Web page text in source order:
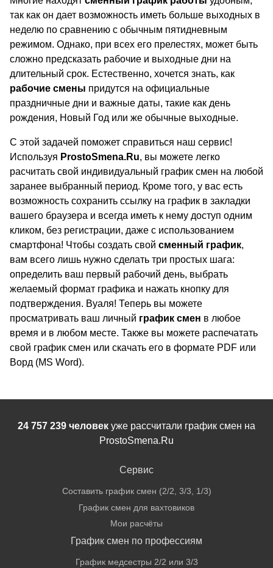
так как он дает возможность иметь больше выходных в
неделю по сравнению с обычным пятидневным
режимом. Однако, при всех его прелестях, может быть
сложно предсказать рабочие и выходные дни на
длительный срок. Естественно, хочется знать, как
рабочие смены придутся на официальные
праздничные дни и важные даты, такие как день
рождения, Новый Год или же обычные выходные.
С этой задачей поможет справиться наш сервис!
Используя ProstoSmena.Ru, вы можете легко
расчитать свой индивидуальный график смен на любой
заранее выбранный период. Кроме того, у вас есть
возможность сохранить ссылку на график в закладки
вашего браузера и всегда иметь к нему доступ одним
кликом, без регистрации, даже с использованием
смартфона! Чтобы создать свой сменный график,
вам всего лишь нужно сделать три простых шага:
определить ваш первый рабочий день, выбрать
желаемый формат графика и нажать кнопку для
подтверждения. Вуаля! Теперь вы можете
просматривать ваш личный график смен в любое
время и в любом месте. Также вы можете распечатать
свой график смен или скачать его в формате PDF или
Ворд (MS Word).
24 757 239 человек уже рассчитали график смен на
ProstoSmena.Ru
Сервис
Составить график смен (2/2, 3/3, 1/3)
График смен для вахтовиков
Мои расчёты
График смен по профессиям
График медсестры 2/2 или 3/3